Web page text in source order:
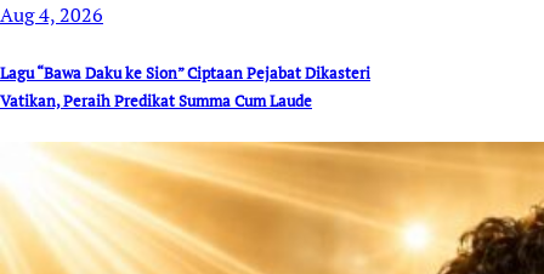
Aug 4, 2026
Lagu “Bawa Daku ke Sion” Ciptaan Pejabat Dikasteri
Vatikan, Peraih Predikat Summa Cum Laude